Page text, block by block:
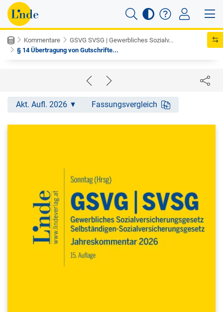
Kommentare
GSVG SVSG | Gewerbliches Sozialv...
§ 14 Übertragung von Gutschrifte...
Akt. Aufl. 2026 Fassungsvergleich